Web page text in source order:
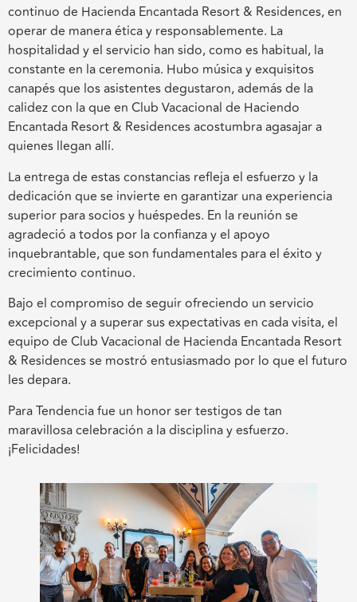
continuo de Hacienda Encantada Resort & Residences, en
operar de manera ética y responsablemente. La
hospitalidad y el servicio han sido, como es habitual, la
constante en la ceremonia. Hubo música y exquisitos
canapés que los asistentes degustaron, además de la
calidez con la que en Club Vacacional de Haciendo
Encantada Resort & Residences acostumbra agasajar a
quienes llegan allí.
La entrega de estas constancias refleja el esfuerzo y la
dedicación que se invierte en garantizar una experiencia
superior para socios y huéspedes. En la reunión se
agradeció a todos por la confianza y el apoyo
inquebrantable, que son fundamentales para el éxito y
crecimiento continuo.
Bajo el compromiso de seguir ofreciendo un servicio
excepcional y a superar sus expectativas en cada visita, el
equipo de Club Vacacional de Hacienda Encantada Resort
& Residences se mostró entusiasmado por lo que el futuro
les depara.
Para Tendencia fue un honor ser testigos de tan
maravillosa celebración a la disciplina y esfuerzo.
¡Felicidades!